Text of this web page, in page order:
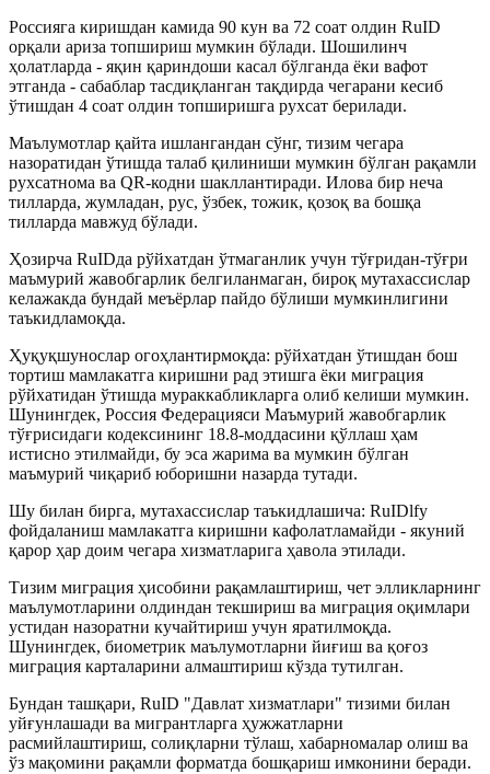
Россияга киришдан камида 90 кун ва 72 соат олдин RuID
орқали ариза топшириш мумкин бўлади. Шошилинч
ҳолатларда - яқин қариндоши касал бўлганда ёки вафот
этганда - сабаблар тасдиқланган тақдирда чегарани кесиб
ўтишдан 4 соат олдин топширишга рухсат берилади.
Маълумотлар қайта ишлангандан сўнг, тизим чегара
назоратидан ўтишда талаб қилиниши мумкин бўлган рақамли
рухсатнома ва QR-кодни шакллантиради. Илова бир неча
тилларда, жумладан, рус, ўзбек, тожик, қозоқ ва бошқа
тилларда мавжуд бўлади.
Ҳозирча RuIDда рўйхатдан ўтмаганлик учун тўғридан-тўғри
маъмурий жавобгарлик белгиланмаган, бироқ мутахассислар
келажакда бундай меъёрлар пайдо бўлиши мумкинлигини
таъкидламоқда.
Ҳуқуқшунослар огоҳлантирмоқда: рўйхатдан ўтишдан бош
тортиш мамлакатга киришни рад этишга ёки миграция
рўйхатидан ўтишда мураккабликларга олиб келиши мумкин.
Шунингдек, Россия Федерацияси Маъмурий жавобгарлик
тўғрисидаги кодексининг 18.8-моддасини қўллаш ҳам
истисно этилмайди, бу эса жарима ва мумкин бўлган
маъмурий чиқариб юборишни назарда тутади.
Шу билан бирга, мутахассислар таъкидлашича: RuIDlfy
фойдаланиш мамлакатга киришни кафолатламайди - якуний
қарор ҳар доим чегара хизматларига ҳавола этилади.
Тизим миграция ҳисобини рақамлаштириш, чет элликларнинг
маълумотларини олдиндан текшириш ва миграция оқимлари
устидан назоратни кучайтириш учун яратилмоқда.
Шунингдек, биометрик маълумотларни йиғиш ва қоғоз
миграция карталарини алмаштириш кўзда тутилган.
Бундан ташқари, RuID "Давлат хизматлари" тизими билан
уйғунлашади ва мигрантларга ҳужжатларни
расмийлаштириш, солиқларни тўлаш, хабарномалар олиш ва
ўз мақомини рақамли форматда бошқариш имконини беради.